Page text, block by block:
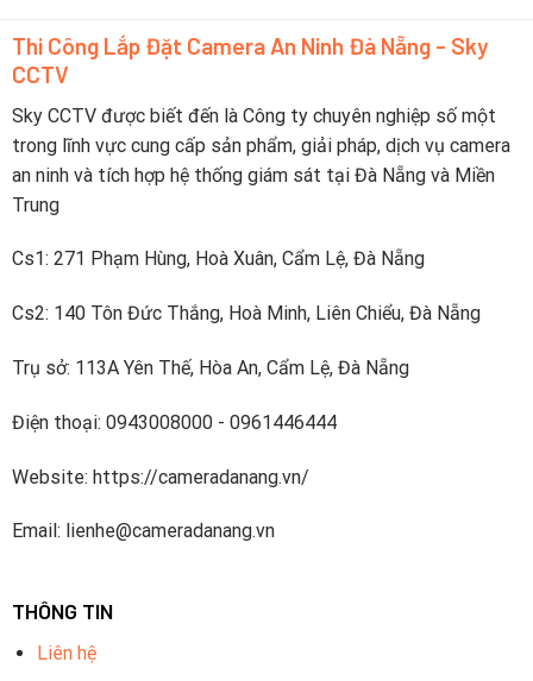
Thi Công Lắp Đặt Camera An Ninh Đà Nẵng - Sky
CCTV
Sky CCTV được biết đến là Công ty chuyên nghiệp số một
trong lĩnh vực cung cấp sản phẩm, giải pháp, dịch vụ camera
an ninh và tích hợp hệ thống giám sát tại Đà Nẵng và Miền
Trung
Cs1: 271 Phạm Hùng, Hoà Xuân, Cẩm Lệ, Đà Nẵng
Cs2: 140 Tôn Đức Thắng, Hoà Minh, Liên Chiểu, Đà Nẵng
Trụ sở: 113A Yên Thế, Hòa An, Cẩm Lệ, Đà Nẵng
Điện thoại: 0943008000 - 0961446444
Website: https://cameradanang.vn/
Email: lienhe@cameradanang.vn
THÔNG TIN
Liên hệ